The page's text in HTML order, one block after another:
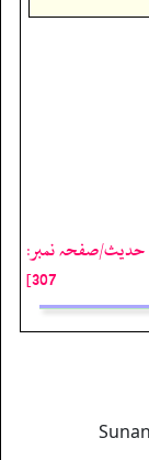
حدیث/صفحہ نمبر:
307]